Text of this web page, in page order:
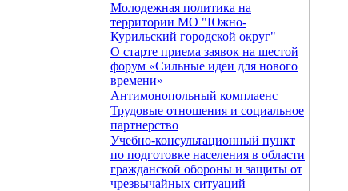
Молодежная политика на
территории МО "Южно-
Курильский городской округ"
О старте приема заявок на шестой
форум «Сильные идеи для нового
времени»
Антимонопольный комплаенс
Трудовые отношения и социальное
партнерство
Учебно-консультационный пункт
по подготовке населения в области
гражданской обороны и защиты от
чрезвычайных ситуаций